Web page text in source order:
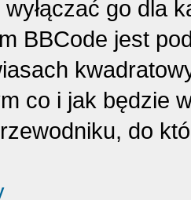
go dla
BBCode jest
co i jak będzie
do